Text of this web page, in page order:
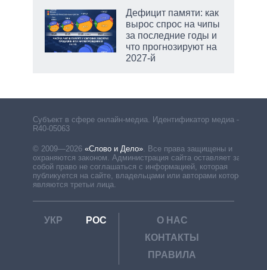
Дефицит памяти: как
вырос спрос на чипы
за последние годы и
что прогнозируют на
2027-й
Субъект в сфере онлайн-медиа. Идентификатор медиа –
R40-05063
© 2009—2026 «Слово и Дело». Все права защищены и
охраняются законом. Администрация сайта оставляет за
собой право не соглашаться с информацией, которая
публикуется на сайте, владельцами или авторами которой
являются третьи лица.
УКР РОС
О НАС
КОНТАКТЫ
ПРАВИЛА